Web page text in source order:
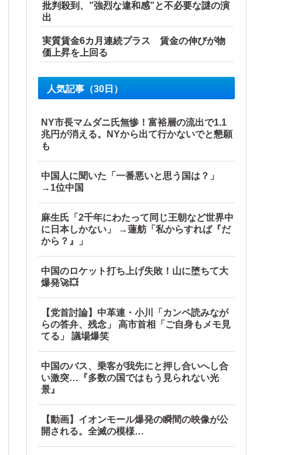
批判殺到、”強烈な違和感”と不必要な謎の演
出
実質賃金6カ月連続プラス 賃金の伸びが物
価上昇を上回る
人気記事（30日）
NY市長マムダニ氏無惨！富裕層の流出で1.1
兆円が消える。NYから出て行かないでと懇願
も
中国人に聞いた「一番悪いと思う国は？」
→1位中国
麻生氏「2千年にわたって同じ王朝など世界中
に日本しかない」 →蓮舫「私からすれば『だ
から？』」
中国のロケット打ち上げ失敗！山に堕ちて大
爆発🚀💥
【党首討論】中革連・小川「カンペ読みなが
らの答弁、残念」 高市首相「ご自身もメモ見
てる」 議場爆笑
中国のバス、乗客が我先にと押し合いへし合
い激突…『多数の国ではもう見られない光
景』
【動画】イオンモール爆発の瞬間の映像が公
開される。全滅の模様…